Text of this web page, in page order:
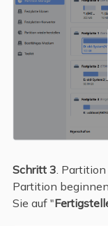
Schritt 3 .
Partition
Sie auf "